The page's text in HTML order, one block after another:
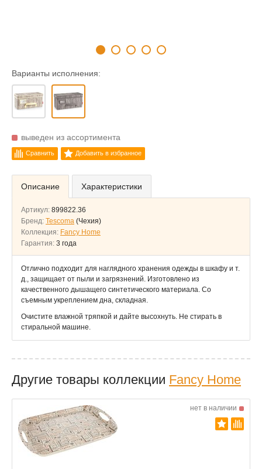
Варианты исполнения:
выведен из ассортимента
Сравнить Добавить в избранное
Описание Характеристики
Артикул: 899822.36
Бренд: Tescoma (Чехия)
Коллекция: Fancy Home
Гарантия: 3 года
Отлично подходит для наглядного хранения одежды в шкафу и т.
д., защищает от пыли и загрязнений. Изготовлено из
качественного дышащего синтетического материала. Со
съемным укреплением дна, складная.
Очистите влажной тряпкой и дайте высохнуть. Не стирать в
стиральной машине.
Другие товары коллекции Fancy Home
нет в наличии